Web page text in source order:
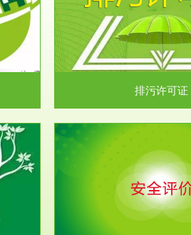
据《中华
排污许可证
和预测工